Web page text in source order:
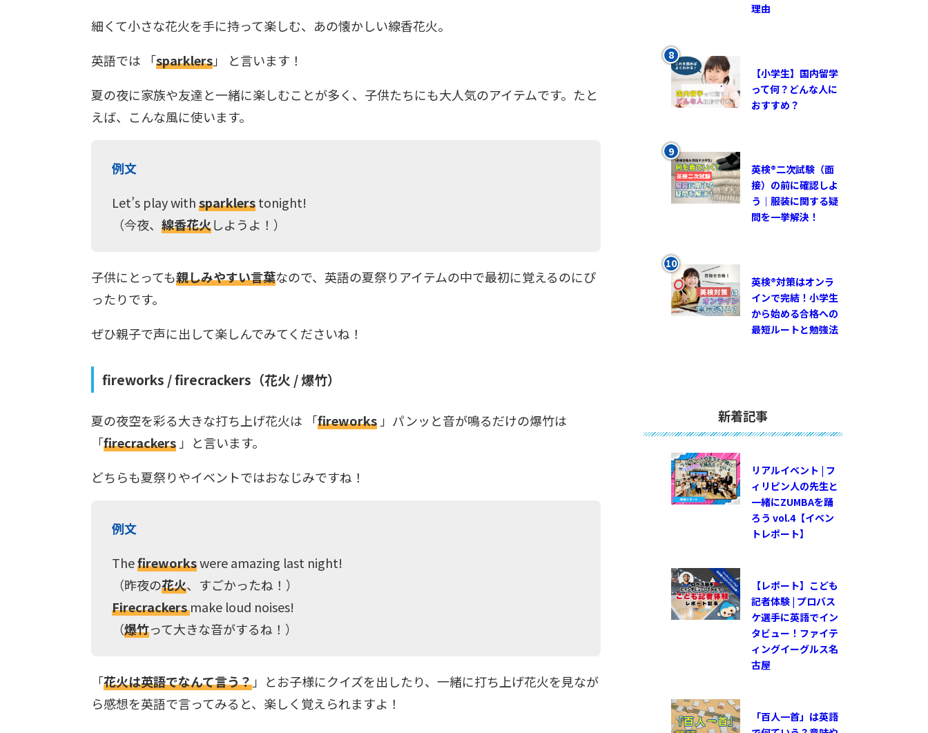
細くて小さな花火を手に持って楽しむ、あの懐かしい線香花火。
英語では 「sparklers」 と言います！
夏の夜に家族や友達と一緒に楽しむことが多く、子供たちにも大人気のアイテムです。たと
えば、こんな風に使います。
例文
Let’s play withsparklerstonight!
（今夜、 線香花火しようよ！）
子供にとっても親しみやすい言葉なので、英語の夏祭りアイテムの中で最初に覚えるのにぴ
ったりです。
ぜひ親子で声に出して楽しんでみてくださいね！
fireworks / firecrackers（花火 / 爆竹）
夏の夜空を彩る大きな打ち上げ花火は 「fireworks 」パンッと音が鳴るだけの爆竹は
「firecrackers 」と言います。
どちらも夏祭りやイベントではおなじみですね！
例文
Thefireworkswere amazing last night!
（昨夜の花火、すごかったね！）
Firecrackersmake loud noises!
（爆竹って大きな音がするね！）
「花火は英語でなんて言う？」とお子様にクイズを出したり、一緒に打ち上げ花火を見なが
ら感想を英語で言ってみると、楽しく覚えられますよ！
理由
【小学生】国内留学
って何？どんな人に
おすすめ？
英検®︎二次試験（面
接）の前に確認しよ
う｜服装に関する疑
問を一挙解決！
英検®対策はオンラ
インで完結！小学生
から始める合格への
最短ルートと勉強法
新着記事
リアルイベント | フ
ィリピン人の先生と
一緒にZUMBAを踊
ろう vol.4【イベン
トレポート】
【レポート】こども
記者体験 | プロバス
ケ選手に英語でイン
タビュー！ファイテ
ィングイーグルス名
古屋
「百人一首」は英語